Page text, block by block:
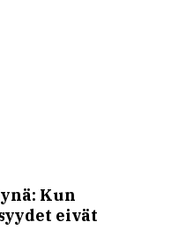
Kun
eivät